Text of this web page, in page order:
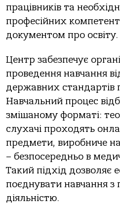
працівників та
професійних
документом про освіту.
Центр забезпечує
проведення навчання
державних стандартів
Навчальний процес
змішаному форматі:
слухачі проходять
предмети, виробниче
– безпосередньо в
Такий підхід дозволяє
поєднувати навчання з
діяльністю.